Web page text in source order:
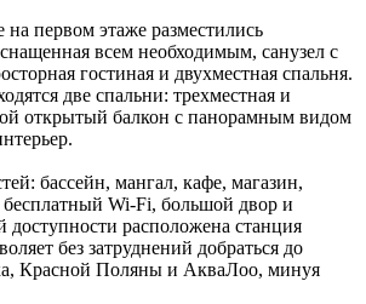
первом этаже разместились
всем необходимым, санузел с
гостиная и двухместная спальня.
две спальни: трехместная и
открытый балкон с панорамным видом
бассейн, мангал, кафе, магазин,
бесплатный Wi-Fi, большой двор и
доступности расположена станция
без затруднений добраться до
Красной Поляны и АкваЛоо, минуя